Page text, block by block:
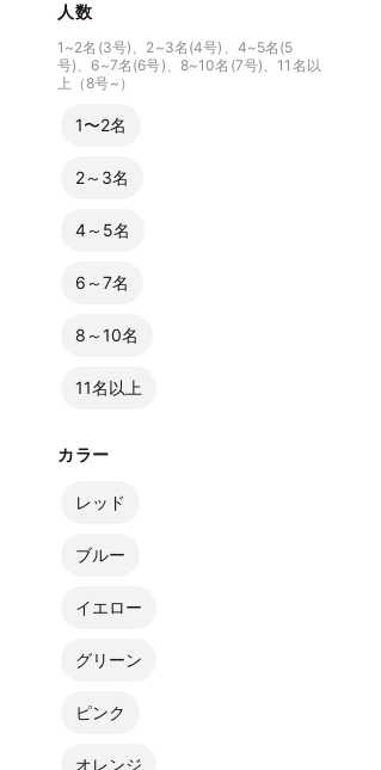
人数
1~2名(3号)、2~3名(4号)、4~5名(5
号)、6~7名(6号)、8~10名(7号)、11名以
上（8号~）
1〜2名
2～3名
4～5名
6～7名
8～10名
11名以上
カラー
レッド
ブルー
イエロー
グリーン
ピンク
オレンジ